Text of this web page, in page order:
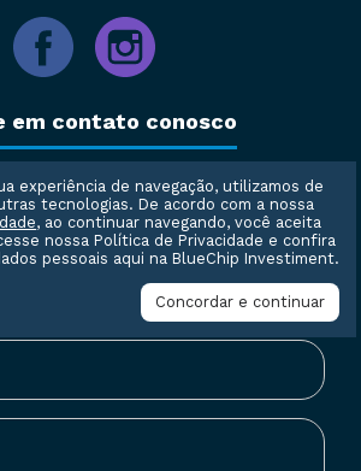
em contato conosco
experiência de navegação, utilizamos de
tecnologias. De acordo com a nossa
, ao continuar navegando, você aceita
nossa Política de Privacidade e confira
pessoais aqui na BlueChip Investiment.
Concordar e continuar